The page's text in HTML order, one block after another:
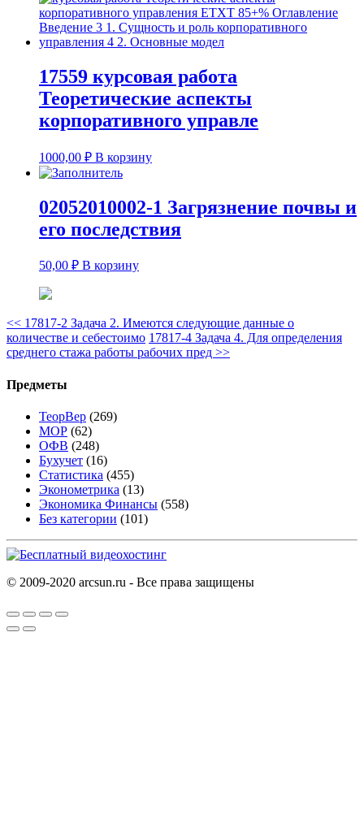
17559 курсовая работа
Теоретические аспекты
корпоративного управле
1000,00 ₽ В корзину
02052010002-1 Загрязнение почвы и
его последствия
50,00 ₽ В корзину
<< 17817-2 Задача 2. Имеются следующие данные о
количестве и себестоимо 17817-4 Задача 4. Для определения
среднего стажа работы рабочих пред >>
Предметы
ТеорВер (269)
МОР (62)
ОФВ (248)
Бухучет (16)
Статистика (455)
Эконометрика (13)
Экономика Финансы (558)
Без категории (101)
© 2009-2020 arcsun.ru - Все права защищены